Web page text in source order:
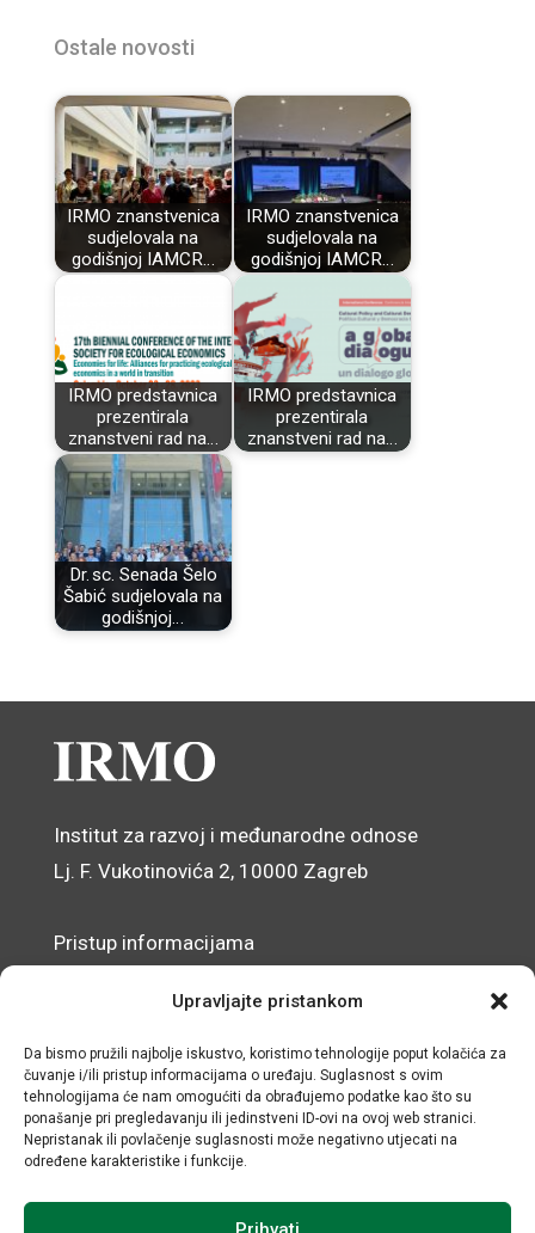
Upravljajte pristankom
Da bismo pružili najbolje iskustvo, koristimo tehnologije poput kolačića za
čuvanje i/ili pristup informacijama o uređaju. Suglasnost s ovim
tehnologijama će nam omogućiti da obrađujemo podatke kao što su
ponašanje pri pregledavanju ili jedinstveni ID-ovi na ovoj web stranici.
Nepristanak ili povlačenje suglasnosti može negativno utjecati na
određene karakteristike i funkcije.
Ostale novosti
IRMO znanstvenica
sudjelovala na
godišnjoj IAMCR…
IRMO znanstvenica
sudjelovala na
godišnjoj IAMCR…
IRMO predstavnica
prezentirala
znanstveni rad na…
IRMO predstavnica
prezentirala
znanstveni rad na…
Dr. sc. Senada Šelo
Šabić sudjelovala na
godišnjoj…
Institut za razvoj i međunarodne odnose
Lj. F. Vukotinovića 2, 10000 Zagreb
Pristup informacijama
Izjava o pristupačnosti mrežnog sjedišta
© IRMO – Impresum
OIB: 31120185175